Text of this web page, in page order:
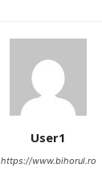
User1
https://www.bihorul.ro